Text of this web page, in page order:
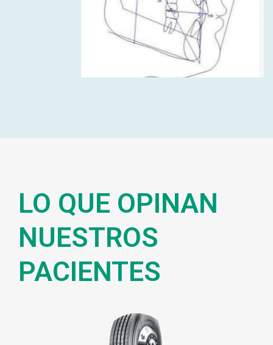
LO QUE OPINAN
NUESTROS
PACIENTES